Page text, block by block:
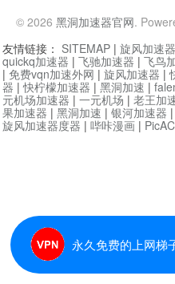
© 2026 黑洞加速器官网.
永久免费的上网梯
友情链接： SITEMAP | 旋风加速
quickq加速器 | 飞驰加速器 | 飞鸟
| 免费vqn加速外网 | 旋风加速器 |
器 |快柠檬加速器 | 黑洞加速 |
元机场加速器 | 一元机场 | 老王加
果加速器 | 黑洞加速 | 银河加速器 |
旋风加速器度器 | 哔咔漫画 |